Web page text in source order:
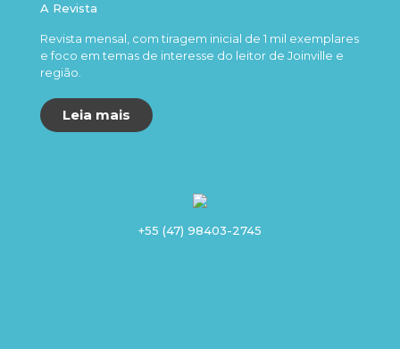
A Revista
Revista mensal, com tiragem inicial de 1 mil exemplares
e foco em temas de interesse do leitor de Joinville e
região.
Leia mais
+55 (47) 98403-2745